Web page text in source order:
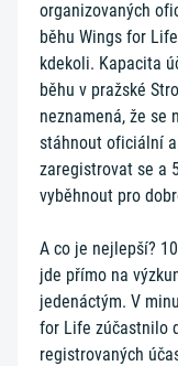
organizovaných
běhu Wings for
kdekoli. Kapacita
běhu v pražské
neznamená, že se
stáhnout oficiální
zaregistrovat se a
vyběhnout pro
A co je nejlepší?
jde přímo na
jedenáctým. V
for Life zúčastnilo
registrovaných